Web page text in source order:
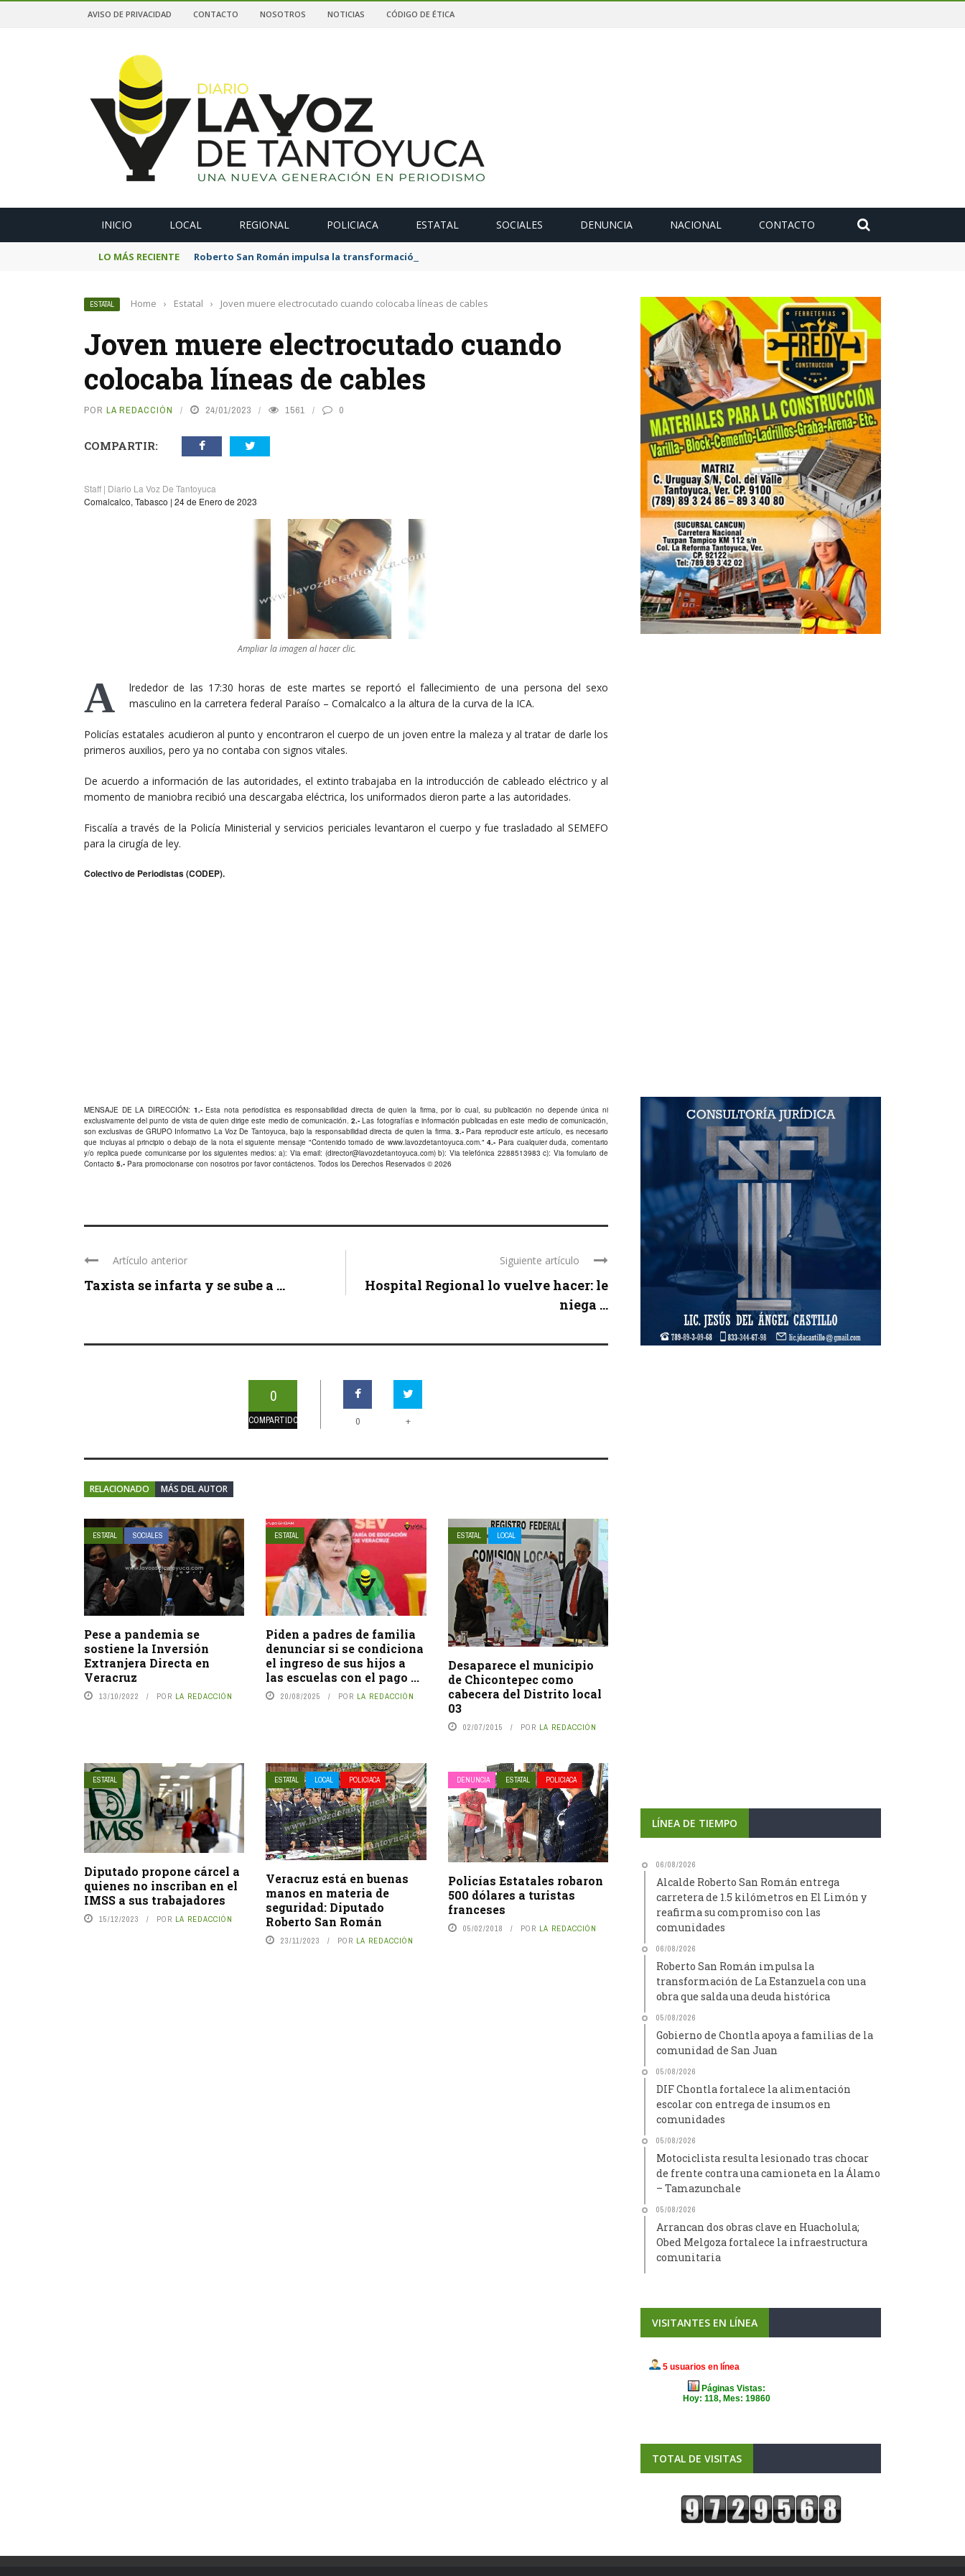
AVISO DE PRIVACIDAD CONTACTO NOSOTROS NOTICIAS CÓDIGO DE ÉTICA
INICIO LOCAL REGIONAL POLICIACA ESTATAL SOCIALES DENUNCIA NACIONAL CONTACTO
LO MÁS RECIENTE Roberto San Román impulsa la transformación de La Estanzuela con una obra que salda una deuda histórica
ESTATAL Home › Estatal › Joven muere electrocutado cuando colocaba líneas de cables
Joven muere electrocutado cuando
colocaba líneas de cables
POR LA REDACCIÓN 24/01/2023 1561 0
COMPARTIR:
Staff | Diario La Voz De Tantoyuca
Comalcalco, Tabasco | 24 de Enero de 2023
Ampliar la imagen al hacer clic.
A
lrededor de las 17:30 horas de este martes se reportó el fallecimiento de una persona del sexo
masculino en la carretera federal Paraíso – Comalcalco a la altura de la curva de la ICA.
Policías estatales acudieron al punto y encontraron el cuerpo de un joven entre la maleza y al tratar de darle los
primeros auxilios, pero ya no contaba con signos vitales.
De acuerdo a información de las autoridades, el extinto trabajaba en la introducción de cableado eléctrico y al
momento de maniobra recibió una descargaba eléctrica, los uniformados dieron parte a las autoridades.
Fiscalía a través de la Policía Ministerial y servicios periciales levantaron el cuerpo y fue trasladado al SEMEFO
para la cirugía de ley.
Colectivo de Periodistas (CODEP).
MENSAJE DE LA DIRECCIÓN: 1.-Esta nota periodística es responsabilidad directa de quien la firma, por lo cual, su publicación no depende única ni
exclusivamente del punto de vista de quien dirige este medio de comunicación.2.- Las fotografías e información publicadas en este medio de comunicación,
son exclusivas de GRUPO Informativo La Voz De Tantoyuca, bajo la responsabilidad directa de quien la firma. 3.-Para reproducir este artículo, es necesario
que incluyas al principio o debajo de la nota el siguiente mensaje "Contenido tomado de www.lavozdetantoyuca.com."4.- Para cualquier duda, comentario
y/o replica puede comunicarse por los siguientes medios: a): Via email: (director@lavozdetantoyuca.com) b): Via telefónica 2288513983 c): Via fomulario de
Contacto 5.- Para promocionarse con nosotros por favorcontáctenos. Todos los Derechos Reservados © 2026
Artículo anterior
Taxista se infarta y se sube a ...
Siguiente artículo
Hospital Regional lo vuelve hacer: le
niega ...
0
COMPARTIDOS 0 +
RELACIONADO MÁS DEL AUTOR
ESTATAL SOCIALES
Pese a pandemia se
sostiene la Inversión
Extranjera Directa en
Veracruz
13/10/2022 POR LA REDACCIÓN
ESTATAL
Piden a padres de familia
denunciar si se condiciona
el ingreso de sus hijos a
las escuelas con el pago ...
20/08/2025 POR LA REDACCIÓN
ESTATAL LOCAL
Desaparece el municipio
de Chicontepec como
cabecera del Distrito local
03
02/07/2015 POR LA REDACCIÓN
ESTATAL
Diputado propone cárcel a
quienes no inscriban en el
IMSS a sus trabajadores
15/12/2023 POR LA REDACCIÓN
ESTATAL LOCAL POLICIACA
Veracruz está en buenas
manos en materia de
seguridad: Diputado
Roberto San Román
23/11/2023 POR LA REDACCIÓN
DENUNCIA ESTATAL POLICIACA
Policías Estatales robaron
500 dólares a turistas
franceses
05/02/2018 POR LA REDACCIÓN
LÍNEA DE TIEMPO
06/08/2026
Alcalde Roberto San Román entrega
carretera de 1.5 kilómetros en El Limón y
reafirma su compromiso con las
comunidades
06/08/2026
Roberto San Román impulsa la
transformación de La Estanzuela con una
obra que salda una deuda histórica
05/08/2026
Gobierno de Chontla apoya a familias de la
comunidad de San Juan
05/08/2026
DIF Chontla fortalece la alimentación
escolar con entrega de insumos en
comunidades
05/08/2026
Motociclista resulta lesionado tras chocar
de frente contra una camioneta en la Álamo
– Tamazunchale
05/08/2026
Arrancan dos obras clave en Huacholula;
Obed Melgoza fortalece la infraestructura
comunitaria
VISITANTES EN LÍNEA
TOTAL DE VISITAS